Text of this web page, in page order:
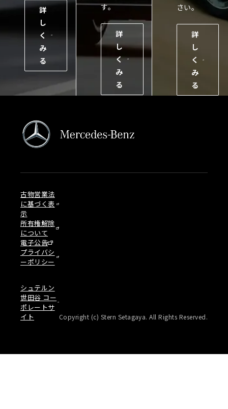
詳
し
く
み
る
す。
詳
し
く
み
る
さい。
詳
し
く
み
る
古物営業法
に基づく表
示
所有権解除
について
電子公告
プライバシ
ーポリシー
シュテルン
世田谷 コー
ポレートサ
イト
Copyright (c) Stern Setagaya. All Rights Reserved.